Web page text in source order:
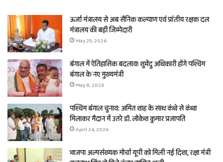
ऊर्जा मंत्रालय से अब सैनिक कल्याण एवं प्रांतीय रक्षक दल
मंत्रालय की बड़ी जिम्मेदारी
May 25, 2026
बंगाल में ऐतिहासिक बदलाव! शुभेंदु अधिकारी होंगे पश्चिम
बंगाल के नए मुख्यमंत्री
May 8, 2026
पश्चिम बंगाल चुनाव: अमित शाह के साथ कंधे से कंधा
मिलाकर मैदान में उतरे डॉ. लोकेश कुमार प्रजापति
April 24, 2026
भाजपा अल्पसंख्यक मोर्चा यूपी को मिली नई दिशा, रक्षा मंत्री